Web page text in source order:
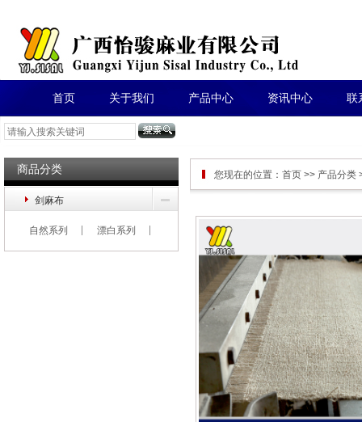
首页 关于我们 产品中心 资讯中心 联
商品分类
剑麻布
自然系列 漂白系列
您现在的位置： 首页 >> 产品分类